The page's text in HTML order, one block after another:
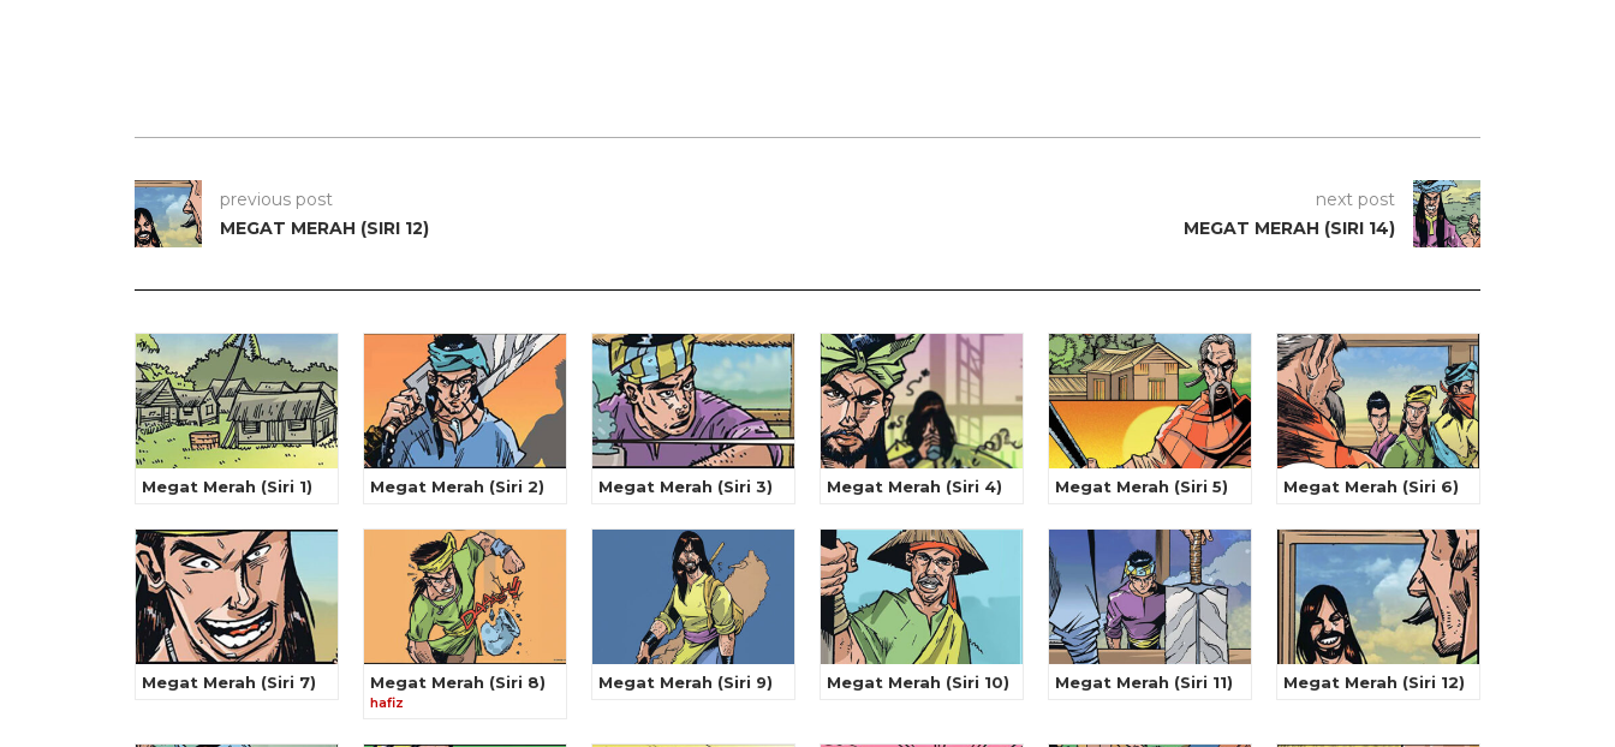
previous post
MEGAT MERAH (SIRI 12)
next post
MEGAT MERAH (SIRI 14)
Megat Merah (Siri 1) Megat Merah (Siri 2) Megat Merah (Siri 3) Megat Merah (Siri 4) Megat Merah (Siri 5) Megat Merah (Siri 6)
Megat Merah (Siri 7) Megat Merah (Siri 8)
hafiz
Megat Merah (Siri 9) Megat Merah (Siri 10) Megat Merah (Siri 11) Megat Merah (Siri 12)